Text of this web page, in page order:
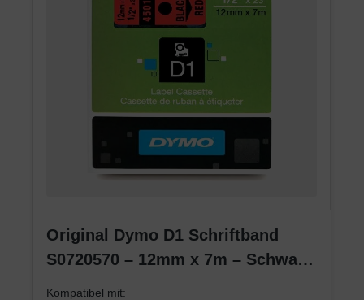
Original Dymo D1 Schriftband
S0720570 – 12mm x 7m – Schwarz
Kompatibel mit: